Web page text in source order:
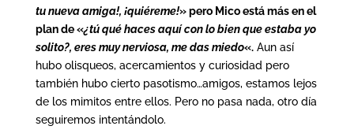
tu nueva amiga!, ¡quiéreme!» pero Mico está más en el
plan de «¿tú qué haces aquí con lo bien que estaba yo
solito?, eres muy nerviosa, me das miedo«.Aun así
hubo olisqueos, acercamientos y curiosidad pero
también hubo cierto pasotismo…amigos, estamos lejos
de los mimitos entre ellos. Pero no pasa nada, otro día
seguiremos intentándolo.